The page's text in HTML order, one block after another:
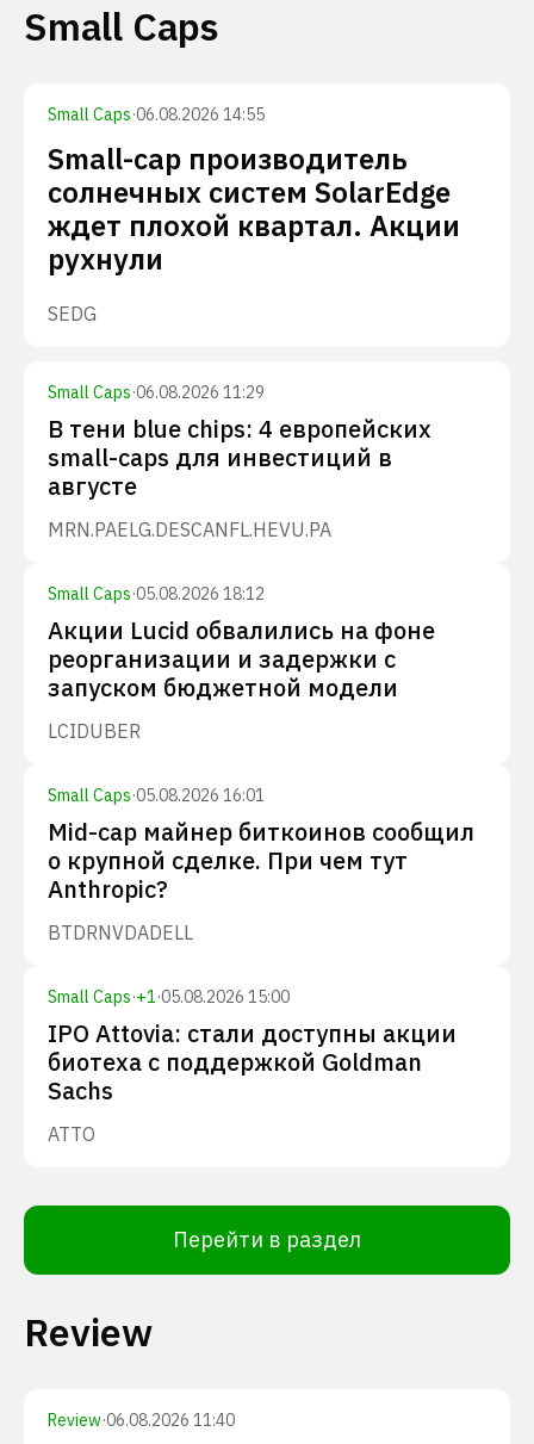
Small Caps
Small Caps·06.08.2026 14:55
Small-cap производитель
солнечных систем SolarEdge
ждет плохой квартал. Акции
рухнули
SEDG
Small Caps·06.08.2026 11:29
В тени blue chips: 4 европейских
small-caps для инвестиций в
августе
MRN.PAELG.DESCANFL.HEVU.PA
Small Caps·05.08.2026 18:12
Акции Lucid обвалились на фоне
реорганизации и задержки с
запуском бюджетной модели
LCIDUBER
Small Caps·05.08.2026 16:01
Mid-cap майнер биткоинов сообщил
о крупной сделке. При чем тут
Anthropic?
BTDRNVDADELL
Small Caps·+1·05.08.2026 15:00
IPO Attovia: стали доступны акции
биотеха с поддержкой Goldman
Sachs
ATTO
Перейти в раздел
Review
Review·06.08.2026 11:40